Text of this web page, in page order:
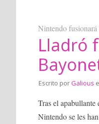
Nintendo fusionará
Lladró
Escrito por Galious
Tras el apabullante
Nintendo se les